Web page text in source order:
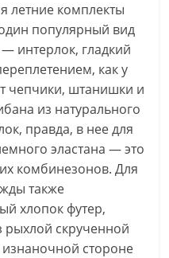
летние комплекты
популярный вид
интерлок, гладкий
как у
чепчики, штанишки и
из натурального
правда, в нее для
эластана — это
комбинезонов. Для
также
хлопок футер,
рыхлой скрученной
изнаночной стороне